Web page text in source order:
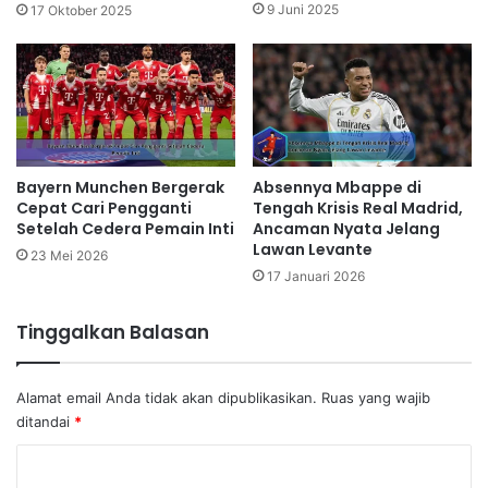
17 Oktober 2025 9 Juni 2025
Bayern Munchen Bergerak
Cepat Cari Pengganti
Setelah Cedera Pemain Inti
23 Mei 2026
Absennya Mbappe di
Tengah Krisis Real Madrid,
Ancaman Nyata Jelang
Lawan Levante
17 Januari 2026
Tinggalkan Balasan
Alamat email Anda tidak akan dipublikasikan. Ruas yang wajib
ditandai *